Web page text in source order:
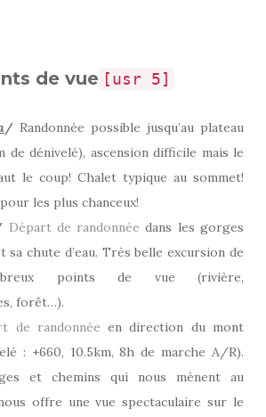
de vue [usr 5]
/ Randonnée possible jusqu’au plateau
de dénivelé), ascension difficile mais le
le coup! Chalet typique au sommet!
les plus chanceux!
Départ de randonnée dans les gorges
sa chute d’eau. Très belle excursion de
points de vue (rivière,
forêt…).
de randonnée en direction du mont
: +660, 10.5km, 8h de marche A/R).
et chemins qui nous mènent au
offre une vue spectaculaire sur le